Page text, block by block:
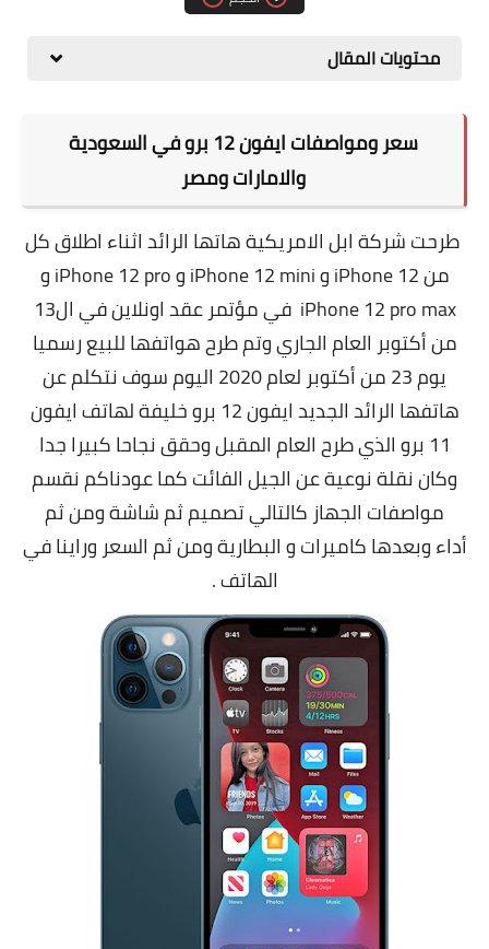
محتويات المقال
سعر ومواصفات ايفون 12 برو في السعودية
والامارات ومصر
طرحت شركة ابل الامريكية هاتها الرائد اثناء اطلاق كل
من iPhone 12 و iPhone 12 mini و iPhone 12 pro و
iPhone 12 pro max في مؤتمر عقد اونلاين في ال13
من أكتوبر العام الجاري وتم طرح هواتفها للبيع رسميا
يوم 23 من أكتوبر لعام 2020 اليوم سوف نتكلم عن
هاتفها الرائد الجديد ايفون 12 برو خليفة لهاتف ايفون
11 برو الذي طرح العام المقبل وحقق نجاحا كبيرا جدا
وكان نقلة نوعية عن الجيل الفائت كما عودناكم نقسم
مواصفات الجهاز كالتالي تصميم ثم شاشة ومن ثم
أداء وبعدها كاميرات و البطارية ومن ثم السعر وراينا في
الهاتف .